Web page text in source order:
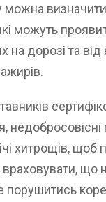
можна
можуть
на дорозі та
недобросовісні
хитрощів, щоб
враховувати, що